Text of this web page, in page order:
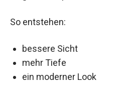
So entstehen:
bessere Sicht
mehr Tiefe
ein moderner Look